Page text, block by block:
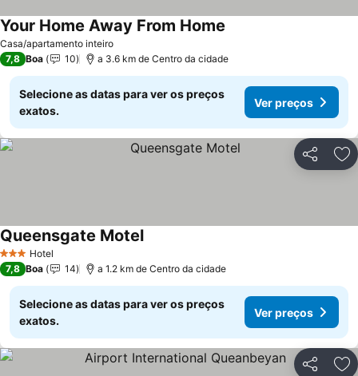
Casa/apartamento inteiro
Your Home Away From Home
7,8 Boa 10 a 3.6 km de Centro da cidade
Selecione as datas para ver os preços
exatos.
Ver preços
Partilhar
3 EstrelasHotel
Queensgate Motel
7,8 Boa 14 a 1.2 km de Centro da cidade
Selecione as datas para ver os preços
exatos.
Ver preços
Partilhar